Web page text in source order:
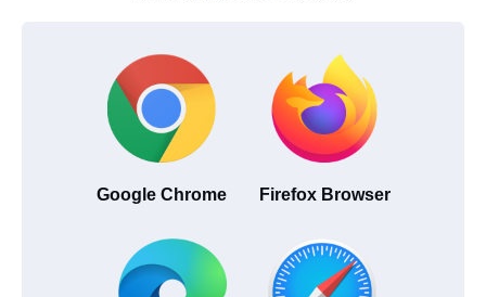
Google Chrome Firefox Browser